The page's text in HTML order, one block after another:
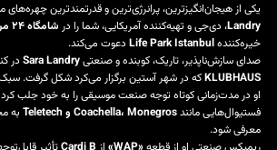
یکی از هیجان‌انگیزترین، پرانرژی‌ترین و قدرتمندترین چهره‌های
Landry، دی‌جی و تهیه‌کننده آمریکایی، شما را در شامگاه ۲۴ مرداد ۱۴۰۵
خیره‌کنندهLife Park Istanbul دعوت می‌کند.
صدای سازش‌ناپذیر، تاریک، کوبنده و صنعتیSara Landry در
KLUBHAUSکه در شهر آستین برگزار می‌کرد شکل گرفت.
او در مدت‌زمانی کوتاه توجه صنعت موسیقی را به خود جلب
فستیوال‌هایی مانندCoachella، Monegros و Teletech
به
معرفی شود.